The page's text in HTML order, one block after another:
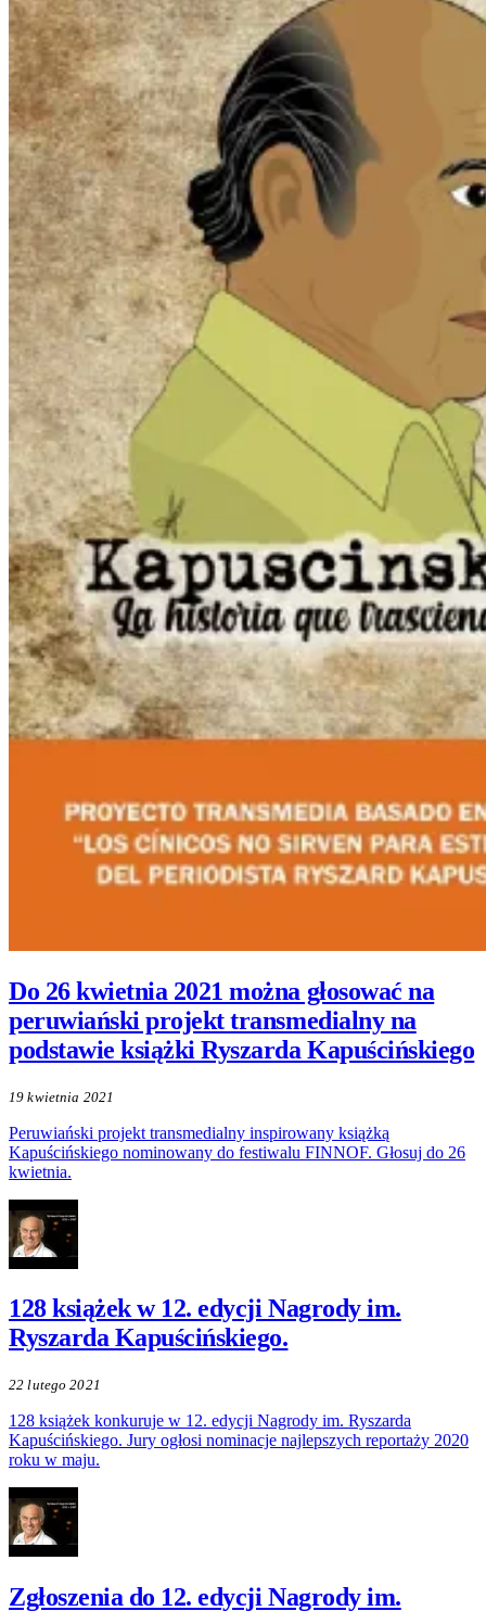
Do 26 kwietnia 2021 można głosować na
peruwiański projekt transmedialny na
podstawie książki Ryszarda Kapuścińskiego
19 kwietnia 2021
Peruwiański projekt transmedialny inspirowany książką
Kapuścińskiego nominowany do festiwalu FINNOF. Głosuj do 26
kwietnia.
128 książek w 12. edycji Nagrody im.
Ryszarda Kapuścińskiego.
22 lutego 2021
128 książek konkuruje w 12. edycji Nagrody im. Ryszarda
Kapuścińskiego. Jury ogłosi nominacje najlepszych reportaży 2020
roku w maju.
Zgłoszenia do 12. edycji Nagrody im.